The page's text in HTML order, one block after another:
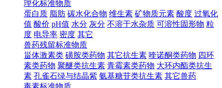
理化标准物质
蛋白质 脂肪 碳水化合物 维生素 矿物质元素 酸度 过氧化
值 酸价 pH值 水分 灰分 不溶于水杂质 可溶性固形物 粒
度 电导率 密度 其它
兽药残留标准物质
甾体激素类 磺胺类药物 其它抗生素 喹诺酮类药物 四环
素类药物 聚醚类抗生素 青霉素类药物 大环内酯类抗生
素 孔雀石绿与结晶紫 氨基糖苷类抗生素 其它兽药
毒素标准物质